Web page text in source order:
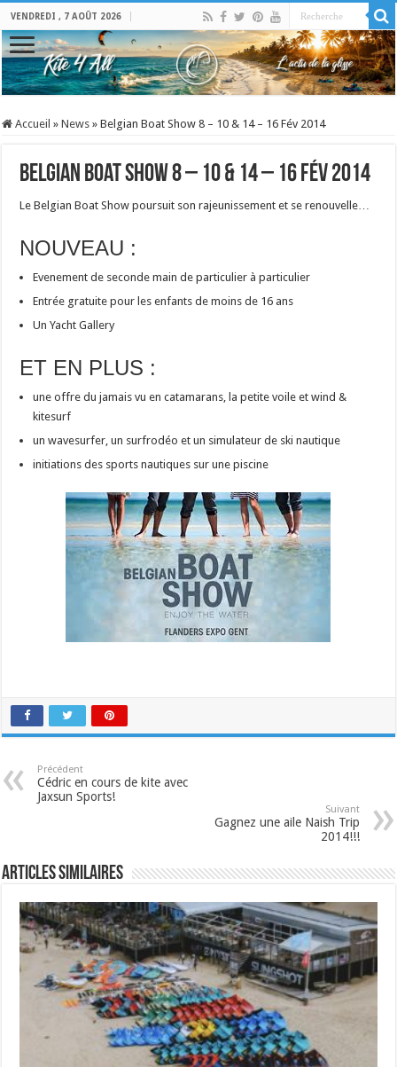
VENDREDI , 7 AOÛT 2026
Accueil » News » Belgian Boat Show 8 – 10 & 14 – 16 Fév 2014
Belgian Boat Show 8 – 10 & 14 – 16 Fév 2014
Le Belgian Boat Show poursuit son rajeunissement et se renouvelle…
NOUVEAU :
Evenement de seconde main de particulier à particulier
Entrée gratuite pour les enfants de moins de 16 ans
Un Yacht Gallery
ET EN PLUS :
une offre du jamais vu en catamarans, la petite voile et wind &
kitesurf
un wavesurfer, un surfrodéo et un simulateur de ski nautique
initiations des sports nautiques sur une piscine
Précédent
Cédric en cours de kite avec
Jaxsun Sports!
Suivant
Gagnez une aile Naish Trip
2014!!!
Articles similaires